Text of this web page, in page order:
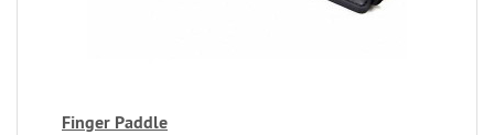
Finger Paddle